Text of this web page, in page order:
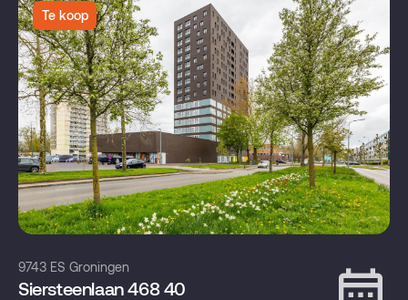
Te koop
9743 ES Groningen
Siersteenlaan 468 40